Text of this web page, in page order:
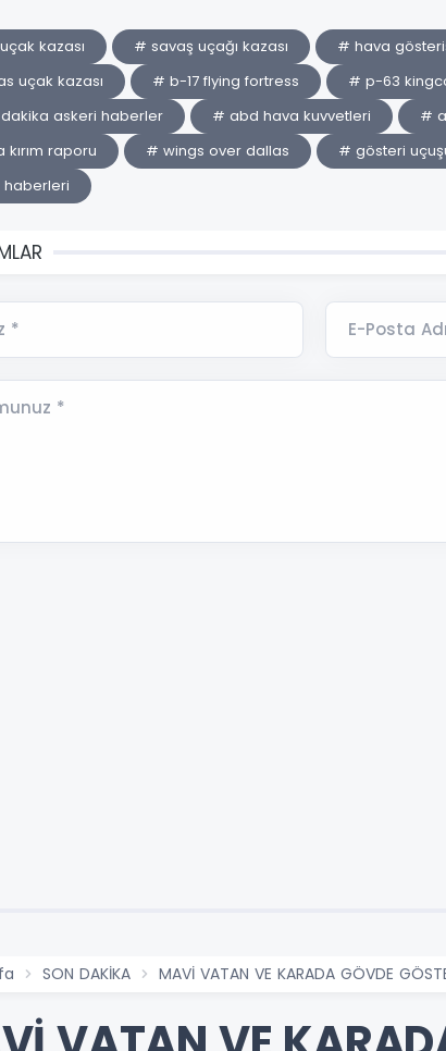
kazası # savaş uçağı kazası
# hava
uçak kazası
# b-17 flying fortress # p-63
askeri haberler
# abd hava kuvvetleri
#
raporu
# wings over dallas # gösteri
haberleri
* E-Posta
*
SON DAKİKA MAVİ VATAN VE KARADA GÖVDE